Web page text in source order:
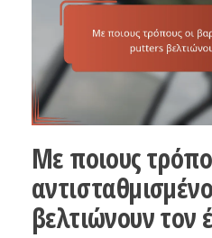
Με ποιους
βελτιώνουν τον